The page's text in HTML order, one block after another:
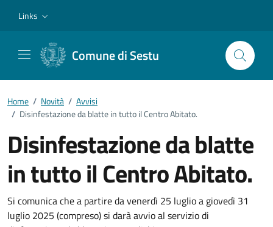
Links
Comune di Sestu
Home / Novità / Avvisi
/ Disinfestazione da blatte in tutto il Centro Abitato.
Disinfestazione da blatte
in tutto il Centro Abitato.
Dettagli della notizia
Si comunica che a partire da venerdì 25 luglio a giovedì 31
luglio 2025 (compreso) si darà avvio al servizio di